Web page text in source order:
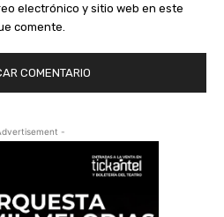
electrónico y sitio web en este
comente.
-